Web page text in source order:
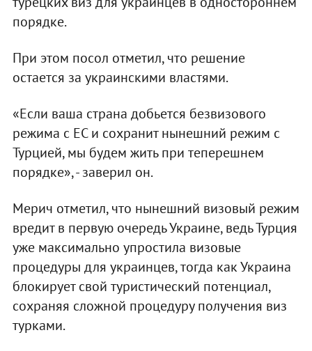
порядке.
При этом посол отметил, что решение
остается за украинскими властями.
«Если ваша страна добьется безвизового
режима с ЕС и сохранит нынешний режим с
Турцией, мы будем жить при теперешнем
порядке», - заверил он.
Мерич отметил, что нынешний визовый режим
вредит в первую очередь Украине, ведь Турция
уже максимально упростила визовые
процедуры для украинцев, тогда как Украина
блокирует свой туристический потенциал,
сохраняя сложной процедуру получения виз
турками.